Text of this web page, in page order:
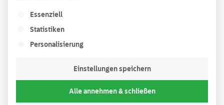
Lesezeit:
Inhaltsverzeichnis
Was bedeutet die Kapazität
eines Batteriespeichers?
Es folgt eine Liste der Service-Gruppen, für die
Essenziell
Statistiken
Personalisierung
Einstellungen speichern
Alle annehmen & schließen